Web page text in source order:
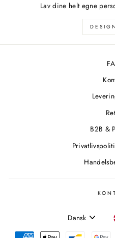
Lav dine helt egne
B2B &
SPROG
Dansk